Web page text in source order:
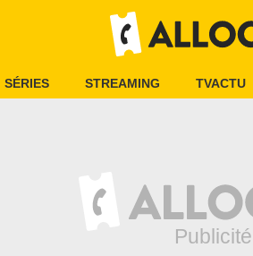
SÉRIES STREAMING TVACTU